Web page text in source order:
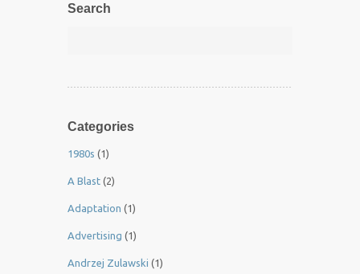
Search
Categories
1980s (1)
A Blast (2)
Adaptation (1)
Advertising (1)
Andrzej Zulawski (1)